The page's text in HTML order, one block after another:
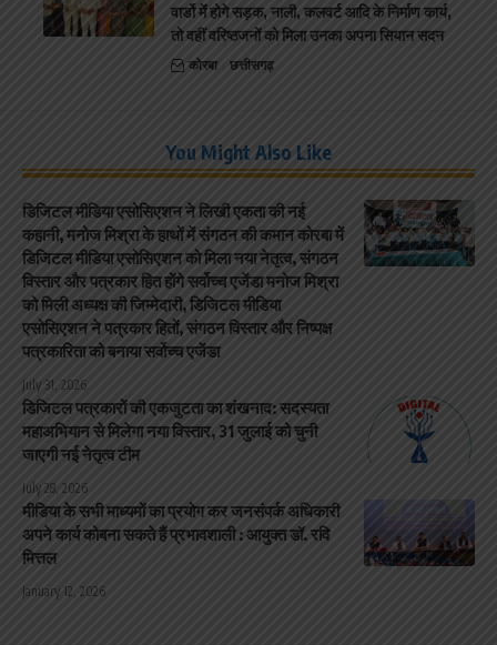
वार्डो मेंं होगे सड़क, नाली, कलवर्ट आदि के निर्माण कार्य,
तो वहीं वरिष्ठजनों को मिला उनका अपना सियान सदन
कोरबा छत्तीसगढ़
You Might Also Like
डिजिटल मीडिया एसोसिएशन ने लिखी एकता की नई
कहानी, मनोज मिश्रा के हाथों में संगठन की कमान कोरबा में
डिजिटल मीडिया एसोसिएशन को मिला नया नेतृत्व, संगठन
विस्तार और पत्रकार हित होंगे सर्वोच्च एजेंडा मनोज मिश्रा
को मिली अध्यक्ष की जिम्मेदारी, डिजिटल मीडिया
एसोसिएशन ने पत्रकार हितों, संगठन विस्तार और निष्पक्ष
पत्रकारिता को बनाया सर्वोच्च एजेंडा
July 31, 2026
डिजिटल पत्रकारों की एकजुटता का शंखनाद: सदस्यता
महाअभियान से मिलेगा नया विस्तार, 31 जुलाई को चुनी
जाएगी नई नेतृत्व टीम
July 28, 2026
मीडिया के सभी माध्यमों का प्रयोग कर जनसंपर्क अधिकारी
अपने कार्य कोबना सकते हैं प्रभावशाली : आयुक्त डॉ. रवि
मित्तल
January 12, 2026